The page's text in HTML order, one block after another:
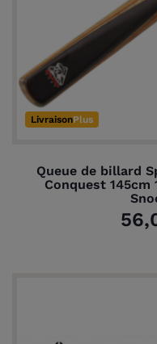
LivraisonPlus
Queue de billard
Conquest